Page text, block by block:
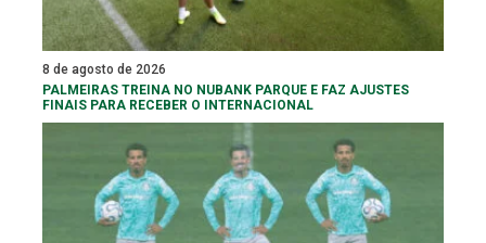
8 de agosto de 2026
PALMEIRAS TREINA NO NUBANK PARQUE E FAZ AJUSTES
FINAIS PARA RECEBER O INTERNACIONAL